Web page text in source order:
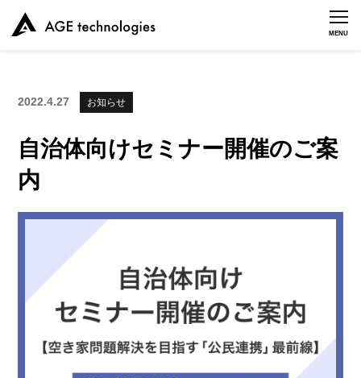
MENU
2022.4.27 お知らせ
自治体向けセミナー開催のご案
内